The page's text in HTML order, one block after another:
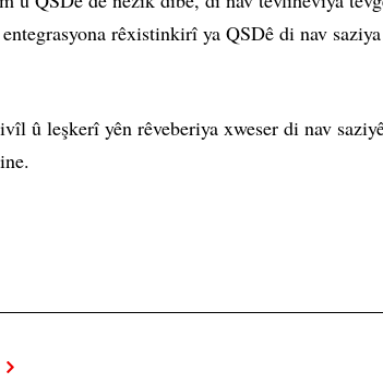
rêxistinkirî ya QSDê di nav
û leşkerî yên rêveberiya xweser di nav